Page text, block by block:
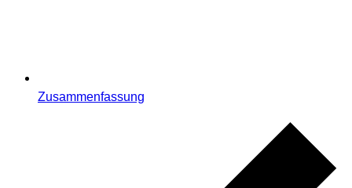
Zusammenfassung